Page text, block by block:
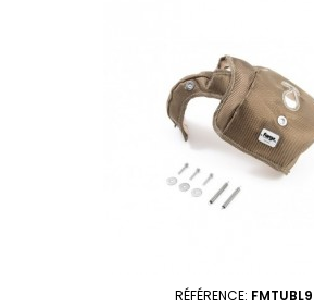
RÉFÉRENCE: FMTUBL9